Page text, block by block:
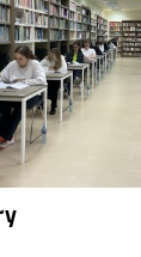
8.